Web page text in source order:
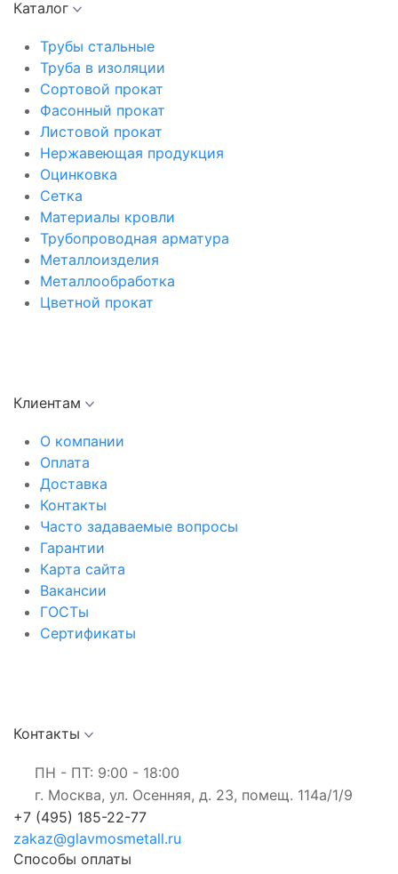
Каталог
Трубы стальные
Труба в изоляции
Сортовой прокат
Фасонный прокат
Листовой прокат
Нержавеющая продукция
Оцинковка
Сетка
Материалы кровли
Трубопроводная арматура
Металлоизделия
Металлообработка
Цветной прокат
Клиентам
О компании
Оплата
Доставка
Контакты
Часто задаваемые вопросы
Гарантии
Карта сайта
Вакансии
ГОСТы
Сертификаты
Контакты
ПН - ПТ: 9:00 - 18:00
г. Москва, ул. Осенняя, д. 23, помещ. 114а/1/9
+7 (495) 185-22-77
zakaz@glavmosmetall.ru
Способы оплаты